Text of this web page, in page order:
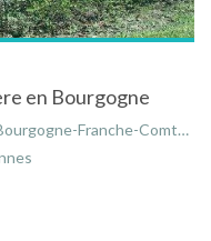
en Bourgogne
Franche-Comté, France